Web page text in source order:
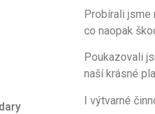
Probírali jsme
co naopak
Poukazovali
naší krásné
I výtvarné